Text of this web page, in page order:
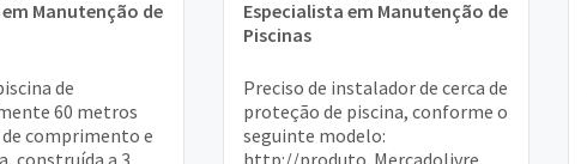
Manutenção de
de
60 metros
de comprimento e
Especialista em Manutenção de
Piscinas
Preciso de instalador de cerca de
proteção de piscina, conforme o
seguinte modelo: